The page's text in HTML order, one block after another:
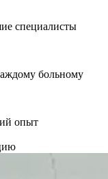
специалисты
больному
опыт